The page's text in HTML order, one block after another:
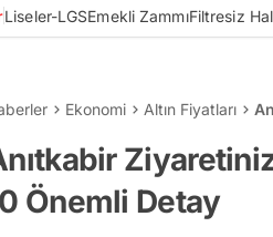
Liseler-LGSEmekli ZammıFiltresiz
Ekonomi Altın Fiyatları
Önemli Detay